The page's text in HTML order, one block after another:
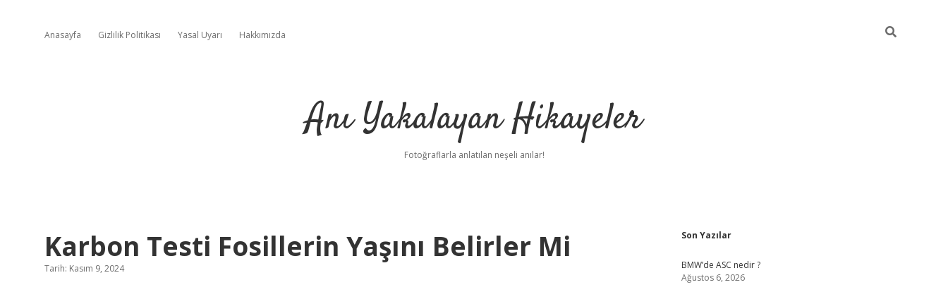
Anasayfa Gizlilik Politikası Yasal Uyarı Hakkımızda
Anı Yakalayan Hikayeler
Fotoğraflarla anlatılan neşeli anılar!
Karbon Testi Fosillerin Yaşını Belirler Mi
Tarih: Kasım 9, 2024
Sidebar
Son Yazılar
BMW’de ASC nedir ?
Ağustos 6, 2026